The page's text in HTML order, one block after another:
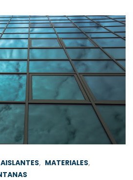
, MATERIALES,